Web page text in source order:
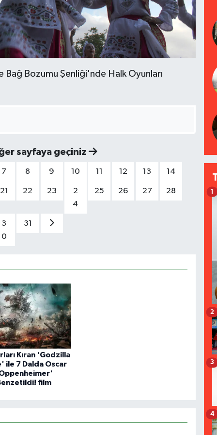
Bağ Bozumu Şenliği'nde Halk Oyunları
sayfaya geçiniz
7 8 9 10 11 12 13 14
21 22 23
2
4
25 26 27 28
3
0
31
Kıran 'Godzilla
ile 7 Dalda Oscar
film
1
2
3
4